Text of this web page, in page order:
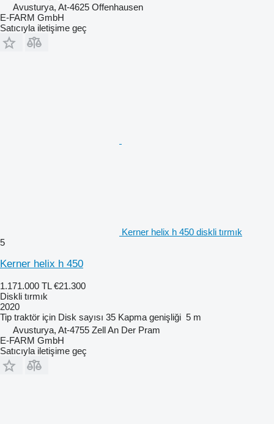
Avusturya, At-4625 Offenhausen
E-FARM GmbH
Satıcıyla iletişime geç
Kerner helix h 450 diskli tırmık
5
Kerner helix h 450
1.171.000 TL €21.300
Diskli tırmık
2020
Tip traktör için Disk sayısı 35 Kapma genişliği 5 m
Avusturya, At-4755 Zell An Der Pram
E-FARM GmbH
Satıcıyla iletişime geç